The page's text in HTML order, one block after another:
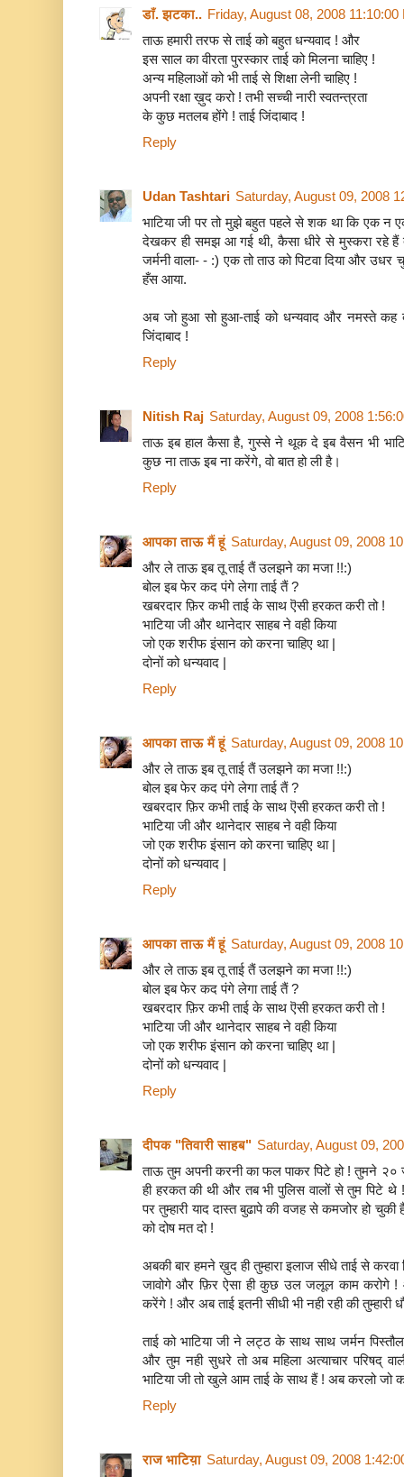
डाँ. झटका.. Friday, August 08, 2008 11:10:00
ताऊ हमारी तरफ से ताई को बहुत धन्यवाद ! और
इस साल का वीरता पुरस्कार ताई को मिलना चाहिए !
अन्य महिलाओं को भी ताई से शिक्षा लेनी चाहिए !
अपनी रक्षा ख़ुद करो ! तभी सच्ची नारी स्वतन्त्रता
के कुछ मतलब होंगे ! ताई जिंदाबाद !
Reply
Udan Tashtari Saturday, August 09, 2008
भाटिया जी पर तो मुझे बहुत पहले से शक था कि एक न
देखकर ही समझ आ गई थी, कैसा धीरे से मुस्करा रहे हैं
जर्मनी वाला- - :) एक तो ताउ को पिटवा दिया और
हँस आया.
अब जो हुआ सो हुआ-ताई को धन्यवाद और नमस्ते कह
जिंदाबाद !
Reply
Nitish Raj Saturday, August 09, 2008
ताऊ इब हाल कैसा है, गुस्से ने थूक दे इब वैसन भी
कुछ ना ताऊ इब ना करेंगे, वो बात हो ली है।
Reply
आपका ताऊ मैं हूं Saturday, August 09, 2008
और ले ताऊ इब तू ताई तैं उलझने का मजा !!:)
बोल इब फेर कद पंगे लेगा ताई तैं ?
खबरदार फ़िर कभी ताई के साथ ऎसी हरकत करी तो !
भाटिया जी और थानेदार साहब ने वही किया
जो एक शरीफ इंसान को करना चाहिए था |
दोनों को धन्यवाद |
Reply
आपका ताऊ मैं हूं Saturday, August 09, 2008
और ले ताऊ इब तू ताई तैं उलझने का मजा !!:)
बोल इब फेर कद पंगे लेगा ताई तैं ?
खबरदार फ़िर कभी ताई के साथ ऎसी हरकत करी तो !
भाटिया जी और थानेदार साहब ने वही किया
जो एक शरीफ इंसान को करना चाहिए था |
दोनों को धन्यवाद |
Reply
आपका ताऊ मैं हूं Saturday, August 09, 2008
और ले ताऊ इब तू ताई तैं उलझने का मजा !!:)
बोल इब फेर कद पंगे लेगा ताई तैं ?
खबरदार फ़िर कभी ताई के साथ ऎसी हरकत करी तो !
भाटिया जी और थानेदार साहब ने वही किया
जो एक शरीफ इंसान को करना चाहिए था |
दोनों को धन्यवाद |
Reply
दीपक "तिवारी साहब" Saturday, August 09,
ताऊ तुम अपनी करनी का फल पाकर पिटे हो ! तुमने २०
ही हरकत की थी और तब भी पुलिस वालों से तुम पिटे
पर तुम्हारी याद दास्त बुढापे की वजह से कमजोर हो
को दोष मत दो !
अबकी बार हमने ख़ुद ही तुम्हारा इलाज सीधे ताई से
जावोगे और फ़िर ऐसा ही कुछ उल जलूल काम करोगे !
करेंगे ! और अब ताई इतनी सीधी भी नही रही की तुम्हारी
ताई को भाटिया जी ने लट्ठ के साथ साथ जर्मन
और तुम नही सुधरे तो अब महिला अत्याचार परिषद्
भाटिया जी तो खुले आम ताई के साथ हैं ! अब करलो जो
Reply
राज भाटिय़ा Saturday, August 09, 2008